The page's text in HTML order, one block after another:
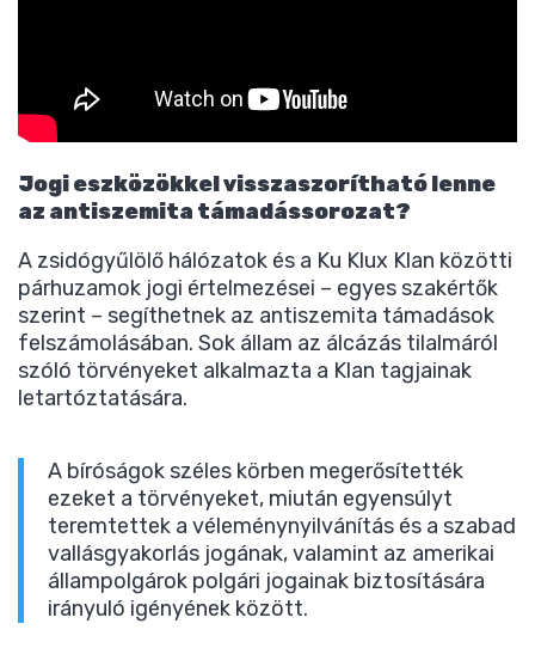
Jogi eszközökkel visszaszorítható lenne
az antiszemita támadássorozat?
A zsidógyűlölő hálózatok és a Ku Klux Klan közötti
párhuzamok jogi értelmezései – egyes szakértők
szerint – segíthetnek az antiszemita támadások
felszámolásában. Sok állam az álcázás tilalmáról
szóló törvényeket alkalmazta a Klan tagjainak
letartóztatására.
A bíróságok széles körben megerősítették
ezeket a törvényeket, miután egyensúlyt
teremtettek a véleménynyilvánítás és a szabad
vallásgyakorlás jogának, valamint az amerikai
állampolgárok polgári jogainak biztosítására
irányuló igényének között.